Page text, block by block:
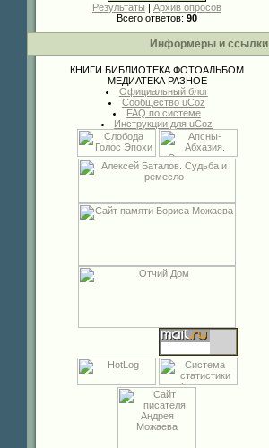
Результаты | Архив опросов
Всего ответов: 90
Информеры и ссылки
КНИГИ БИБЛИОТЕКА ФОТОАЛЬБОМ
МЕДИАТЕКА РАЗНОЕ
Официальный блог
Сообщество uCoz
FAQ по системе
Инструкции для uCoz